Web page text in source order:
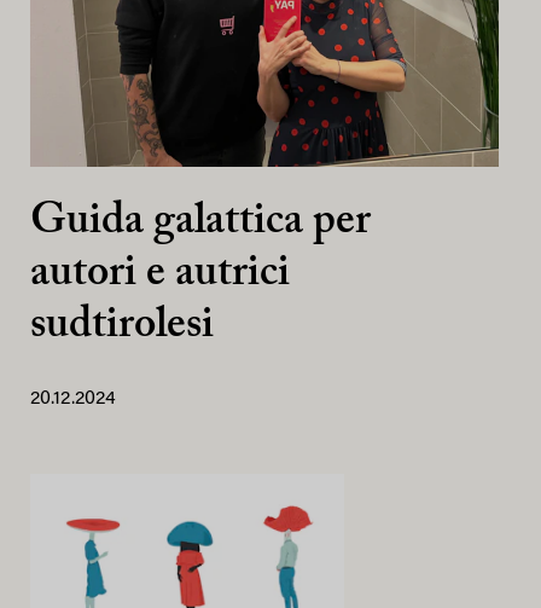
Guida galattica per
autori e autrici
sudtirolesi
20.12.2024